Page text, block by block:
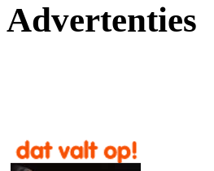
Advertenties